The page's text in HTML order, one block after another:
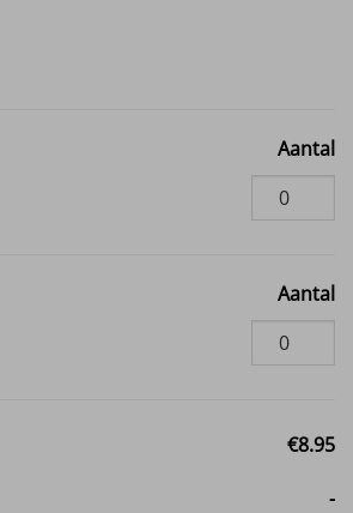
Aantal
Aantal
€8.95
-